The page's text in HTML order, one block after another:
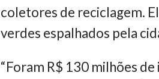
coletores de reciclagem.
verdes espalhados pela
“Foram R$ 130 milhões